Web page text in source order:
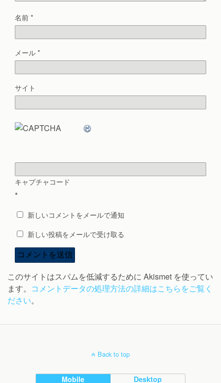
名前*
メール*
サイト
キャプチャコード
*
新しいコメントをメールで通知
新しい投稿をメールで受け取る
このサイトはスパムを低減するために Akismet を使ってい
ます。 コメントデータの処理方法の詳細はこちらをご覧く
ださい。
Back to top
Mobile Desktop